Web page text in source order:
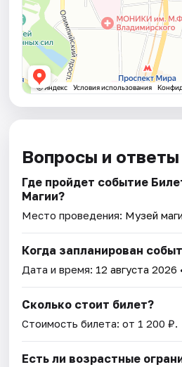
Вопросы и ответы
Где пройдет событие
Магии?
Место проведения: Музей
Когда запланирован
Дата и время: 12 августа 2026
Сколько стоит билет?
Стоимость билета: от 1 200 ₽.
Есть ли возрастные